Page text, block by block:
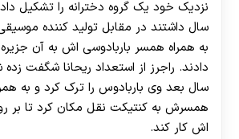
سال داشتند در مقابل تولید کننده
به همراه همسر باربادوسی اش به آن
دادند. راجرز از استعداد ریحانا شگفت‌
سال بعد وی باربادوس را ترک کرد و به
همسرش به کنتیکت نقل‌ مکان کرد تا بر
اش کار کند.